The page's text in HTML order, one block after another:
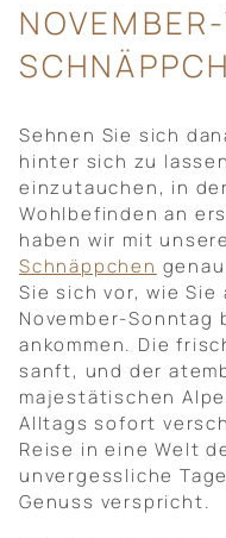
Sehnen Sie sich
hinter sich zu
einzutauchen, in
Wohlbefinden an
haben wir mit
Schnäppchen
Sie sich vor, wie Sie
November-Sonntag
ankommen. Die
sanft, und der
majestätischen
Alltags sofort
Reise in eine Welt
unvergessliche
Genuss verspricht.